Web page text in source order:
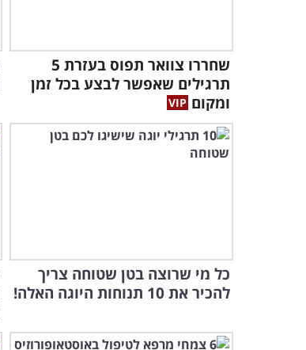
שחררו צוואר תפוס בעזרת 5
תרגילים שאפשר לבצע בכל זמן
ומקום
כל מי שרוצה בטן שטוחה צריך
להכיר את 10 תנוחות היוגה האלה!